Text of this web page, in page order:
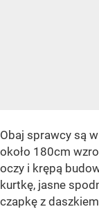
Obaj sprawcy są
około 180cm
oczy i krępą
kurtkę, jasne
czapkę z